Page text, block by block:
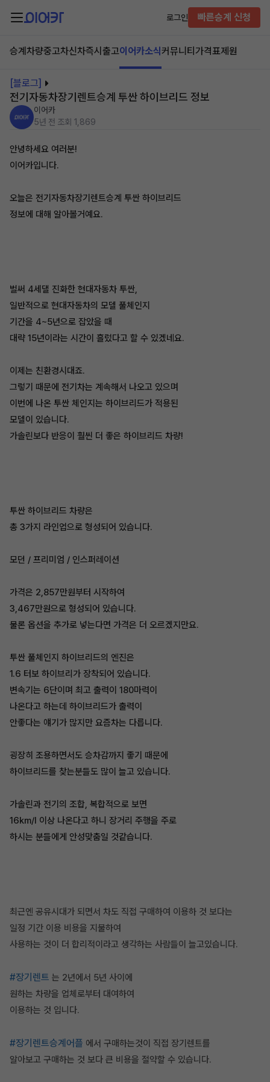
로그인 빠른승계 신청
승계차량중고차신차즉시출고이어카소식커뮤니티 가격표제원
[블로그]
전기자동차장기렌트승계 투싼 하이브리드 정보
이어카
5년 전 조회 1,869
안녕하세요 여러분!
이어카입니다.
오늘은 전기자동차장기렌트승계 투싼 하이브리드
정보에 대해 알아볼거예요.
벌써 4세댈 진화한 현대자동차 투싼,
일반적으로 현대자동차의 모델 풀체인지
기간을 4~5년으로 잡았을 때
대략 15년이라는 시간이 흘렀다고 할 수 있겠네요.
이제는 친환경시대죠.
그렇기 때문에 전기차는 계속해서 나오고 있으며
이번에 나온 투싼 체인지는 하이브리드가 적용된
모델이 있습니다.
가솔린보다 반응이 훨씬 더 좋은 하이브리드 차량!
투싼 하이브리드 차량은
총 3가지 라인업으로 형성되어 있습니다.
모던 / 프리미엄 / 인스퍼레이션
가격은 2,857만원부터 시작하여
3,467만원으로 형성되어 있습니다.
물론 옵션을 추가로 넣는다면 가격은 더 오르겠지만요.
투싼 풀체인지 하이브리드의 엔진은
1.6 터보 하이브리가 장착되어 있습니다.
변속기는 6단이며 최고 출력이 180마력이
나온다고 하는데 하이브리드가 출력이
안좋다는 얘기가 많지만 요즘차는 다릅니다.
굉장히 조용하면서도 승차감까지 좋기 때문에
하이브리드를 찾는분들도 많이 늘고 있습니다.
가솔린과 전기의 조합, 복합적으로 보면
16km/l 이상 나온다고 하니 장거리 주행을 주로
하시는 분들에게 안성맞춤일 것같습니다.
최근엔 공유시대가 되면서 차도 직접 구매하여 이용하 것 보다는
일정 기간 이용 비용을 지불하여
사용하는 것이 더 합리적이라고 생각하는 사람들이 늘고있습니다.
#장기렌트 는 2년에서 5년 사이에
원하는 차량을 업체로부터 대여하여
이용하는 것 입니다.
#장기렌트승계어플 에서 구매하는것이 직접 장기렌트를
알아보고 구매하는 것 보다 큰 비용을 절약할 수 있습니다.